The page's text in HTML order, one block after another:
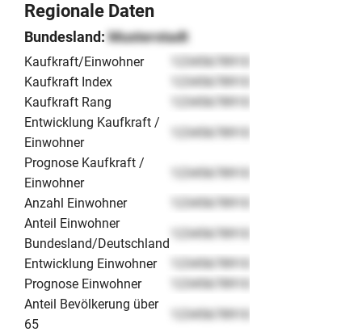
Regionale Daten
Bundesland: Musterstadt
Kaufkraft/Einwohner
12345678910
Kaufkraft Index
12345678910
Kaufkraft Rang
12345678910
Entwicklung Kaufkraft /
Einwohner
12345678910
Prognose Kaufkraft /
Einwohner
12345678910
Anzahl Einwohner
12345678910
Anteil Einwohner
Bundesland/Deutschland
12345678910
Entwicklung Einwohner
12345678910
Prognose Einwohner
12345678910
Anteil Bevölkerung über
65
12345678910